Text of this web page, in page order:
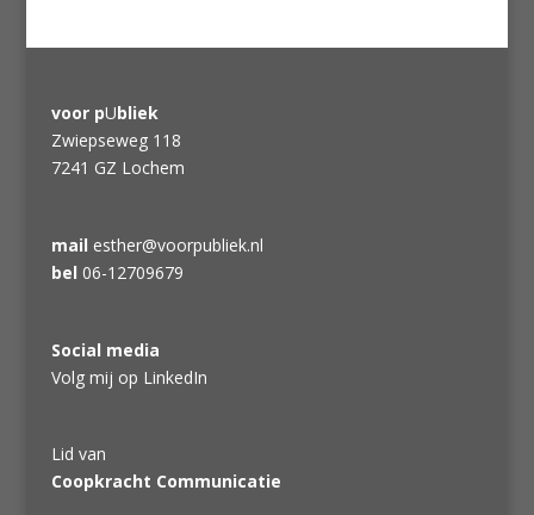
voor pUbliek
Zwiepseweg 118
7241 GZ Lochem
mail esther@voorpubliek.nl
bel 06-12709679
Social media
Volg mij op LinkedIn
Lid van
Coopkracht Communicatie